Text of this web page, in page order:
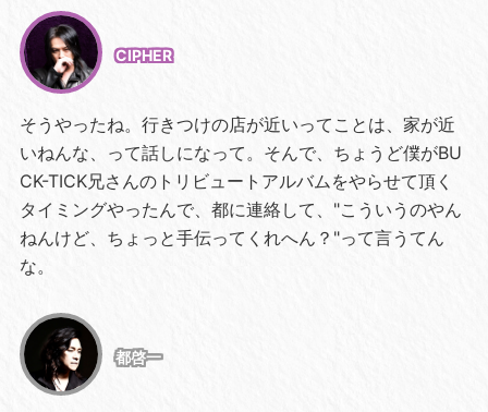
CIPHER
そうやったね。行きつけの店が近いってことは、家が近
いねんな、って話しになって。そんで、ちょうど僕がBU
CK-TICK兄さんのトリビュートアルバムをやらせて頂く
タイミングやったんで、都に連絡して、"こういうのやん
ねんけど、ちょっと手伝ってくれへん？"って言うてん
な。
都啓一